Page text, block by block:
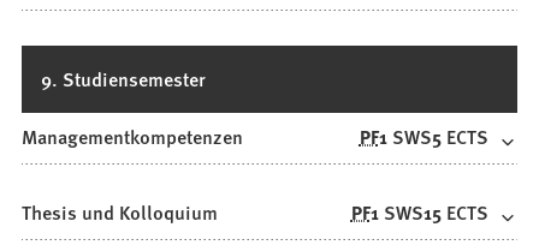
9. Studiensemester
Managementkompetenzen PF1 SWS5 ECTS
Thesis und Kolloquium PF1 SWS15 ECTS